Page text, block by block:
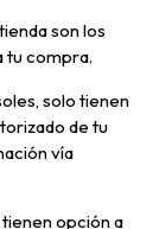
son los
tu compra.
solo tienen
de tu
vía
opción a